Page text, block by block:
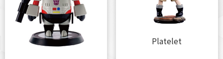
Platelet